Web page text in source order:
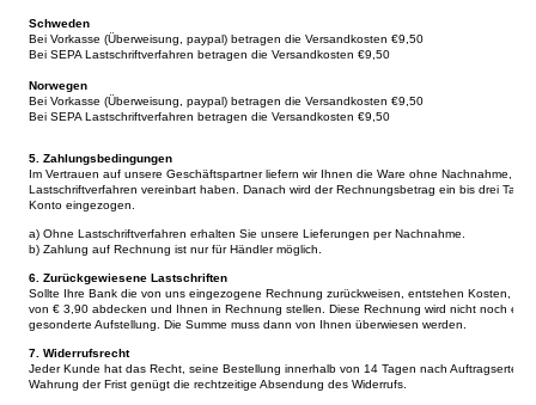
Schweden
Bei Vorkasse (Überweisung, paypal) betragen die Versandkosten €9,50
Bei SEPA Lastschriftverfahren betragen die Versandkosten €9,50
Norwegen
Bei Vorkasse (Überweisung, paypal) betragen die Versandkosten €9,50
Bei SEPA Lastschriftverfahren betragen die Versandkosten €9,50
5. Zahlungsbedingungen
Im Vertrauen auf unsere Geschäftspartner liefern wir Ihnen die Ware ohne Nachnahme,
Lastschriftverfahren vereinbart haben. Danach wird der Rechnungsbetrag ein bis drei
Konto eingezogen.
a) Ohne Lastschriftverfahren erhalten Sie unsere Lieferungen per Nachnahme.
b) Zahlung auf Rechnung ist nur für Händler möglich.
6. Zurückgewiesene Lastschriften
Sollte Ihre Bank die von uns eingezogene Rechnung zurückweisen, entstehen Kosten,
von € 3,90 abdecken und Ihnen in Rechnung stellen. Diese Rechnung wird nicht noch
gesonderte Aufstellung. Die Summe muss dann von Ihnen überwiesen werden.
7. Widerrufsrecht
Jeder Kunde hat das Recht, seine Bestellung innerhalb von 14 Tagen nach
Wahrung der Frist genügt die rechtzeitige Absendung des Widerrufs.